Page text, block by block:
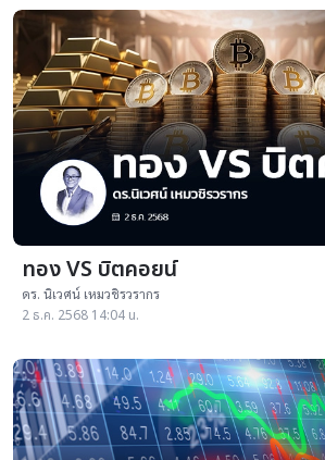
ทอง VS บิตคอยน์
ดร. นิเวศน์ เหมวชิรวรากร
2 ธ.ค. 2568 14:04 น.